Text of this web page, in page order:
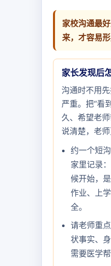
家校沟通最
来，才容易
家长发现后
沟通时不用
严重。把“看
久、希望老
说清楚，老师
约一个短
家里记录
候开始，
作业、上
全。
请老师重
状事实、
需要医学帮